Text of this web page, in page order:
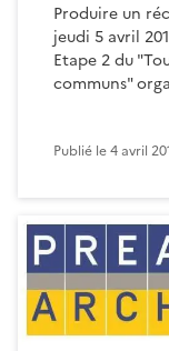
Produire un
jeudi 5 avril
Etape 2 du
communs"
Publié le4 avril